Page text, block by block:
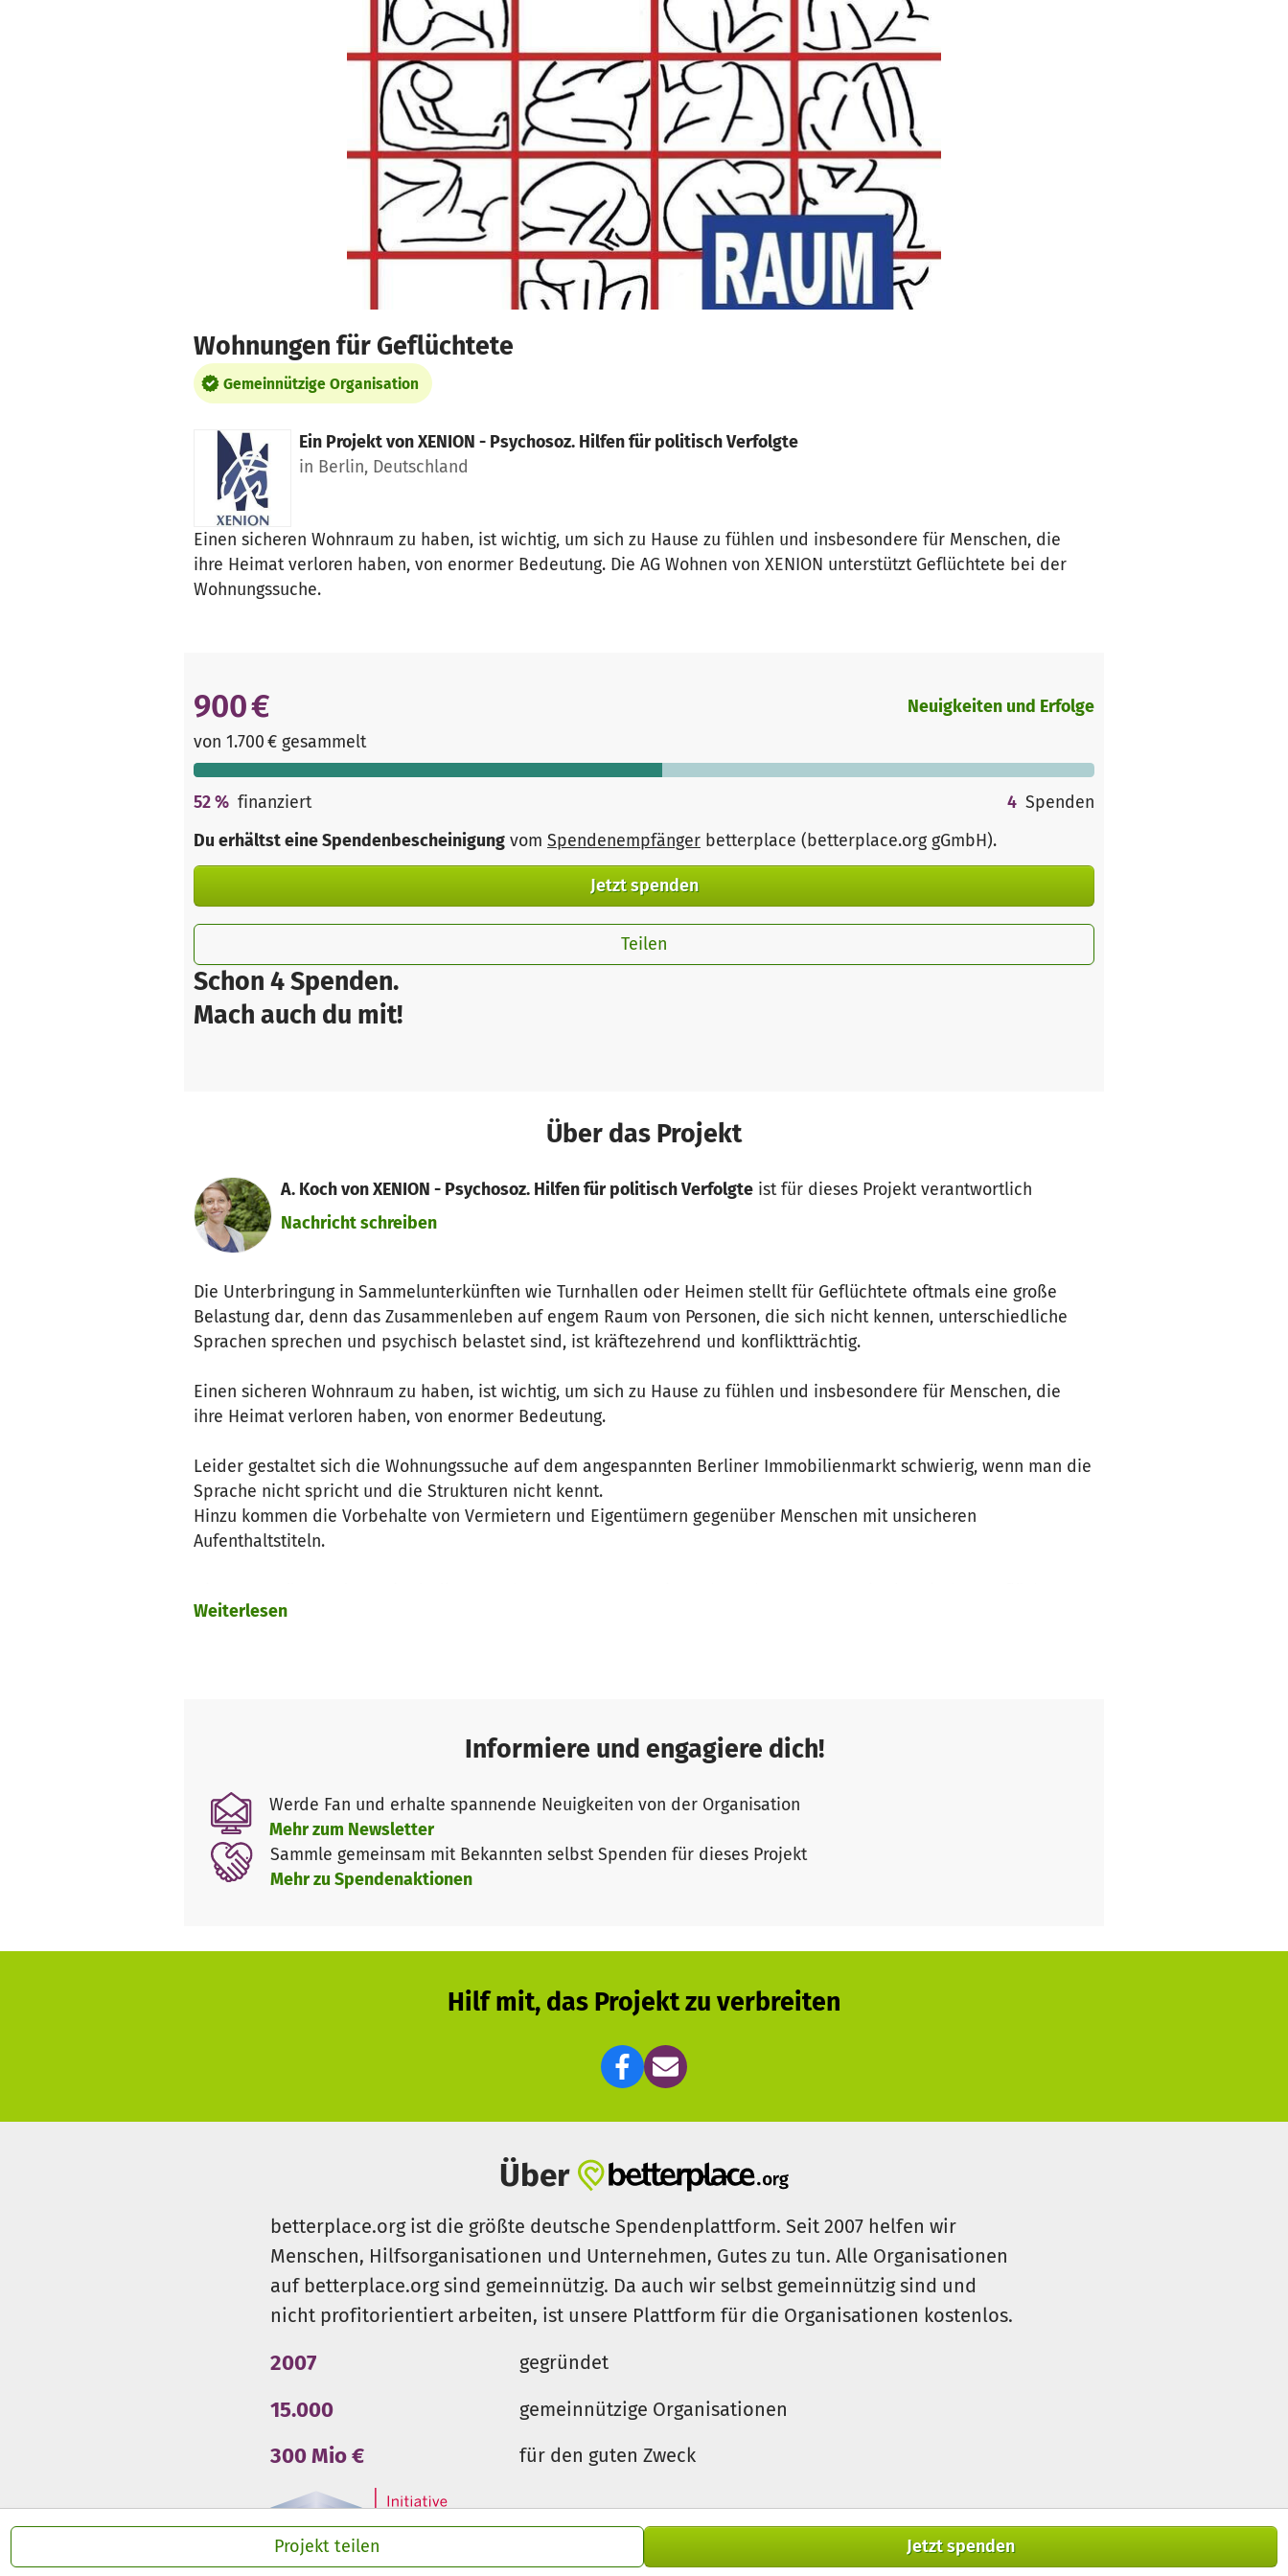
Projekt teilen Jetzt spenden
Wohnungen für Geflüchtete
Gemeinnützige Organisation
Ein Projekt vonXENION - Psychosoz. Hilfen für politisch Verfolgte
in Berlin, Deutschland
Einen sicheren Wohnraum zu haben, ist wichtig, um sich zu Hause zu fühlen und insbesondere für Menschen, die
ihre Heimat verloren haben, von enormer Bedeutung. Die AG Wohnen von XENION unterstützt Geflüchtete bei der
Wohnungssuche.
Schon 4 Spenden.
Mach auch du mit!
900 €
von 1.700 € gesammelt
Neuigkeiten und Erfolge
52% finanziert 4 Spenden
Du erhältst eine Spendenbescheinigung vom Spendenempfänger betterplace (betterplace.org gGmbH).
Jetzt spenden
Teilen
Über das Projekt
A. Koch von XENION - Psychosoz. Hilfen für politisch Verfolgteist für dieses Projekt verantwortlich
Nachricht schreiben
Die Unterbringung in Sammelunterkünften wie Turnhallen oder Heimen stellt für Geflüchtete oftmals eine große
Belastung dar, denn das Zusammenleben auf engem Raum von Personen, die sich nicht kennen, unterschiedliche
Sprachen sprechen und psychisch belastet sind, ist kräftezehrend und konfliktträchtig.
Einen sicheren Wohnraum zu haben, ist wichtig, um sich zu Hause zu fühlen und insbesondere für Menschen, die
ihre Heimat verloren haben, von enormer Bedeutung.
Leider gestaltet sich die Wohnungssuche auf dem angespannten Berliner Immobilienmarkt schwierig, wenn man die
Sprache nicht spricht und die Strukturen nicht kennt.
Hinzu kommen die Vorbehalte von Vermietern und Eigentümern gegenüber Menschen mit unsicheren
Aufenthaltstiteln.
und Vermietern und Eigentümern und unterstützt bei den Formalitäten.
Weiterlesen
Informiere und engagiere dich!
Werde Fan und erhalte spannende Neuigkeiten von der Organisation
Mehr zum Newsletter
Sammle gemeinsam mit Bekannten selbst Spenden für dieses Projekt
Mehr zu Spendenaktionen
Hilf mit, das Projekt zu verbreiten
Über
betterplace.org ist die größte deutsche Spendenplattform. Seit 2007 helfen wir
Menschen, Hilfsorganisationen und Unternehmen, Gutes zu tun. Alle Organisationen
auf betterplace.org sind gemeinnützig. Da auch wir selbst gemeinnützig sind und
nicht profitorientiert arbeiten, ist unsere Plattform für die Organisationen kostenlos.
2007 gegründet
15.000 gemeinnützige Organisationen
300 Mio € für den guten Zweck